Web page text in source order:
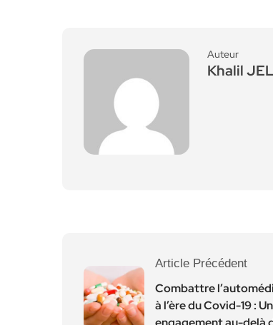
Auteur
Khalil
Article Précédent
Combattre
à l’ère du Covid-19 : Un